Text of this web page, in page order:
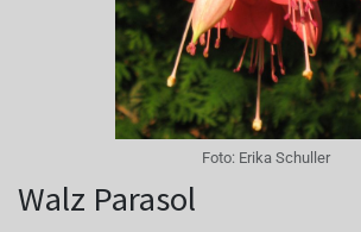
Foto: Erika Schuller
Walz Parasol